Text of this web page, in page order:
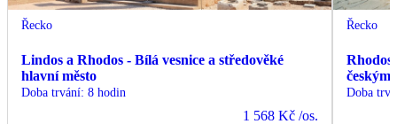
Řecko
Lindos a Rhodos - Bílá vesnice a středověké
hlavní město
Doba trvání: 8 hodin
1 568 Kč /os.
Řecko
Rhodos
českým
Doba